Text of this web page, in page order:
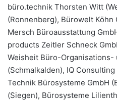
büro.technik Thorsten Witt
(Ronnenberg), Bürowelt Köhn
Mersch Büroausstattung
products Zeitler Schneck
Weisheit Büro-Organisations-
(Schmalkalden), IQ
Technik Bürosysteme GmbH
(Siegen), Bürosysteme